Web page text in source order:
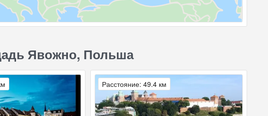
Явожно, Польша
Расстояние: 49.4 км